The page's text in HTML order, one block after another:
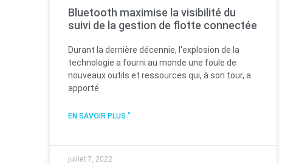
Bluetooth maximise la visibilité du
suivi de la gestion de flotte connectée
Durant la dernière décennie, l'explosion de la
technologie a fourni au monde une foule de
nouveaux outils et ressources qui, à son tour, a
apporté
EN SAVOIR PLUS "
juillet 7, 2022